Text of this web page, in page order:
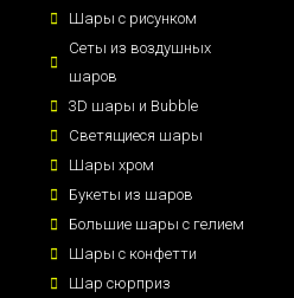
Шары с рисунком
Сеты из воздушных
шаров
3D шары и Bubble
Светящиеся шары
Шары хром
Букеты из шаров
Большие шары с гелием
Шары с конфетти
Шар сюрприз